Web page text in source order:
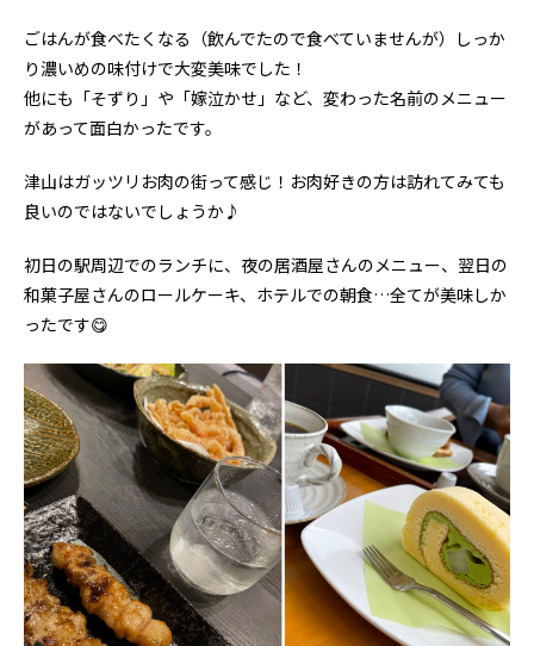
ごはんが食べたくなる（飲んでたので食べていませんが）しっか
り濃いめの味付けで大変美味でした！
他にも「そずり」や「嫁泣かせ」など、変わった名前のメニュー
があって面白かったです。
津山はガッツリお肉の街って感じ！お肉好きの方は訪れてみても
良いのではないでしょうか♪
初日の駅周辺でのランチに、夜の居酒屋さんのメニュー、翌日の
和菓子屋さんのロールケーキ、ホテルでの朝食…全てが美味しか
ったです😋